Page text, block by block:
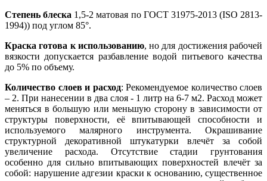
Степень блеска 1,5-2 матовая по ГОСТ 31975-2013 (ISO 2813-
1994)) под углом 85°.
Краска готова к использованию, но для достижения рабочей
вязкости допускается разбавление водой питьевого качества
до 5% по объему.
Количество слоев и расход: Рекомендуемое количество слоев
– 2. При нанесении в два слоя - 1 литр на 6-7 м2. Расход может
меняться в большую или меньшую сторону в зависимости от
структуры поверхности, её впитывающей способности и
используемого малярного инструмента. Окрашивание
структурной декоративной штукатурки влечёт за собой
увеличение расхода. Отсутствие стадии грунтования
особенно для сильно впитывающих поверхностей влечёт за
собой: нарушение адгезии краски к основанию, существенное